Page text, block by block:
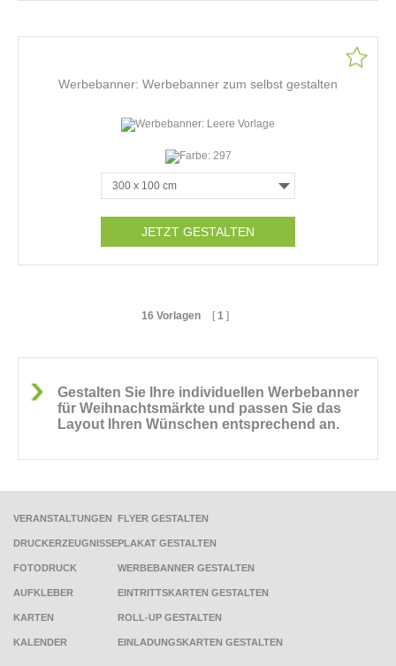
Werbebanner: Werbebanner zum selbst gestalten
JETZT GESTALTEN
16 Vorlagen [ 1 ]
Gestalten Sie Ihre individuellen Werbebanner
für Weihnachtsmärkte und passen Sie das
Layout Ihren Wünschen entsprechend an.
VERANSTALTUNGEN
DRUCKERZEUGNISSE
FOTODRUCK
AUFKLEBER
KARTEN
KALENDER
FLYER GESTALTEN
PLAKAT GESTALTEN
WERBEBANNER GESTALTEN
EINTRITTSKARTEN GESTALTEN
ROLL-UP GESTALTEN
EINLADUNGSKARTEN GESTALTEN